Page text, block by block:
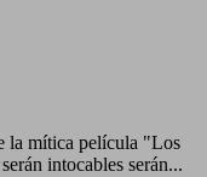
la mítica película "Los
intocables serán...